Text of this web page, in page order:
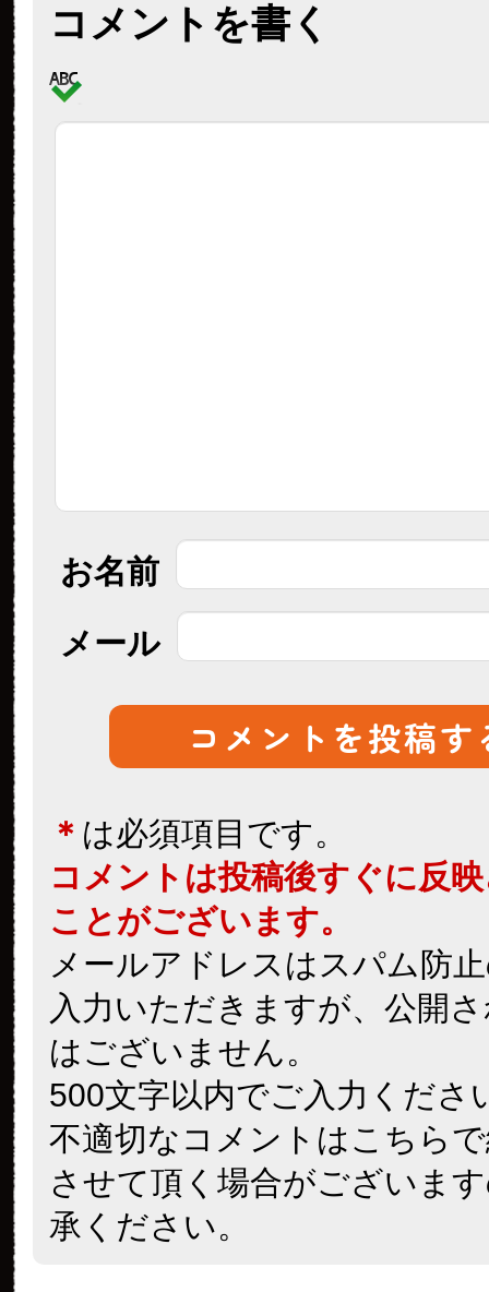
コメントを書く
お名前
メール
＊ は必須項目です。
コメントは投稿後すぐに反
ことがございます。
メールアドレスはスパム防
入力いただきますが、公開
はございません。
500文字以内でご入力くださ
不適切なコメントはこちら
させて頂く場合がございま
承ください。